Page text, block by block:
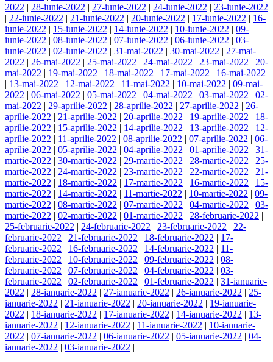
2022 | 28-iunie-2022 | 27-iunie-2022 | 24-iunie-2022 | 23-iunie-2022
| 22-iunie-2022 | 21-iunie-2022 | 20-iunie-2022 | 17-iunie-2022 | 16-
iunie-2022 | 15-iunie-2022 | 14-iunie-2022 | 10-iunie-2022 | 09-
iunie-2022 | 08-iunie-2022 | 07-iunie-2022 | 06-iunie-2022 | 03-
iunie-2022 | 02-iunie-2022 | 31-mai-2022 | 30-mai-2022 | 27-mai-
2022 | 26-mai-2022 | 25-mai-2022 | 24-mai-2022 | 23-mai-2022 | 20-
mai-2022 | 19-mai-2022 | 18-mai-2022 | 17-mai-2022 | 16-mai-2022
| 13-mai-2022 | 12-mai-2022 | 11-mai-2022 | 10-mai-2022 | 09-mai-
2022 | 06-mai-2022 | 05-mai-2022 | 04-mai-2022 | 03-mai-2022 | 02-
mai-2022 | 29-aprilie-2022 | 28-aprilie-2022 | 27-aprilie-2022 | 26-
aprilie-2022 | 21-aprilie-2022 | 20-aprilie-2022 | 19-aprilie-2022 | 18-
aprilie-2022 | 15-aprilie-2022 | 14-aprilie-2022 | 13-aprilie-2022 | 12-
aprilie-2022 | 11-aprilie-2022 | 08-aprilie-2022 | 07-aprilie-2022 | 06-
aprilie-2022 | 05-aprilie-2022 | 04-aprilie-2022 | 01-aprilie-2022 | 31-
martie-2022 | 30-martie-2022 | 29-martie-2022 | 28-martie-2022 | 25-
martie-2022 | 24-martie-2022 | 23-martie-2022 | 22-martie-2022 | 21-
martie-2022 | 18-martie-2022 | 17-martie-2022 | 16-martie-2022 | 15-
martie-2022 | 14-martie-2022 | 11-martie-2022 | 10-martie-2022 | 09-
martie-2022 | 08-martie-2022 | 07-martie-2022 | 04-martie-2022 | 03-
martie-2022 | 02-martie-2022 | 01-martie-2022 | 28-februarie-2022 |
25-februarie-2022 | 24-februarie-2022 | 23-februarie-2022 | 22-
februarie-2022 | 21-februarie-2022 | 18-februarie-2022 | 17-
februarie-2022 | 16-februarie-2022 | 14-februarie-2022 | 11-
februarie-2022 | 10-februarie-2022 | 09-februarie-2022 | 08-
februarie-2022 | 07-februarie-2022 | 04-februarie-2022 | 03-
februarie-2022 | 02-februarie-2022 | 01-februarie-2022 | 31-ianuarie-
2022 | 28-ianuarie-2022 | 27-ianuarie-2022 | 26-ianuarie-2022 | 25-
ianuarie-2022 | 21-ianuarie-2022 | 20-ianuarie-2022 | 19-ianuarie-
2022 | 18-ianuarie-2022 | 17-ianuarie-2022 | 14-ianuarie-2022 | 13-
ianuarie-2022 | 12-ianuarie-2022 | 11-ianuarie-2022 | 10-ianuarie-
2022 | 07-ianuarie-2022 | 06-ianuarie-2022 | 05-ianuarie-2022 | 04-
ianuarie-2022 | 03-ianuarie-2022 |